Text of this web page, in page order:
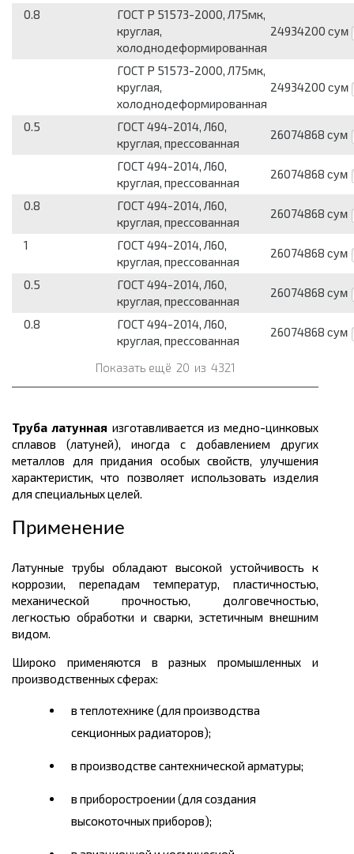
0.8
ГОСТ Р 51573-2000, Л75мк,
круглая,
холоднодеформированная
24934200 сум
ГОСТ Р 51573-2000, Л75мк,
круглая,
холоднодеформированная
24934200 сум
0.5
ГОСТ 494-2014, Л60,
круглая, прессованная
26074868 сум
ГОСТ 494-2014, Л60,
круглая, прессованная
26074868 сум
0.8
ГОСТ 494-2014, Л60,
круглая, прессованная
26074868 сум
1
ГОСТ 494-2014, Л60,
круглая, прессованная
26074868 сум
0.5
ГОСТ 494-2014, Л60,
круглая, прессованная
26074868 сум
0.8
ГОСТ 494-2014, Л60,
круглая, прессованная
26074868 сум
Показать ещё 20 из 4321
Труба латунная изготавливается из медно-цинковых
сплавов (латуней), иногда с добавлением других
металлов для придания особых свойств, улучшения
характеристик, что позволяет использовать изделия
для специальных целей.
Применение
Латунные трубы обладают высокой устойчивость к
коррозии, перепадам температур, пластичностью,
механической прочностью, долговечностью,
легкостью обработки и сварки, эстетичным внешним
видом.
Широко применяются в разных промышленных и
производственных сферах:
в теплотехнике (для производства
секционных радиаторов);
в производстве сантехнической арматуры;
в приборостроении (для создания
высокоточных приборов);